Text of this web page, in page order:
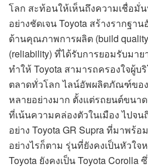
โลก สะท้อนให้เห็นถึงความเชื่อ
อย่างชัดเจน Toyota สร้างรากฐา
ด้านคุณภาพการผลิต (build
(reliability) ที่ได้รับการยอมรับมา
ทำให้ Toyota สามารถครองใจผู้
ตลาดทั่วโลก ไลน์อัพผลิตภัณฑ์ขอ
หลายอย่างมาก ตั้งแต่รถยนต์ขนาด
ที่เน้นความคล่องตัวในเมือง ไปจ
อย่าง Toyota GR Supra ที่มาพร้
อย่างไรก็ตาม รุ่นที่ยังคงเป็นหัวใ
Toyota ยังคงเป็น Toyota